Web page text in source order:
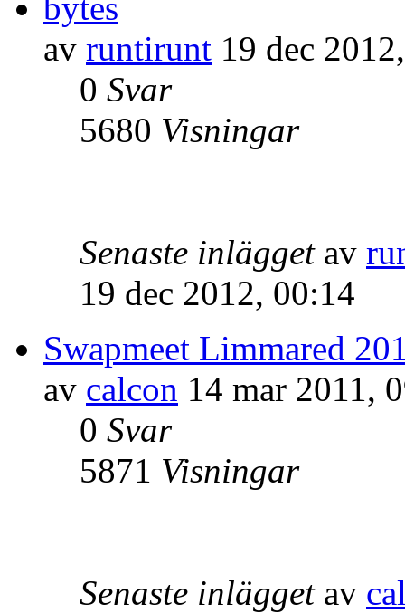
av runtirunt 19 dec
0 Svar
5680 Visningar
Senaste inlägget av
19 dec 2012, 00:14
Swapmeet Limmared
av calcon 14 mar 2011,
0 Svar
5871 Visningar
Senaste inlägget av